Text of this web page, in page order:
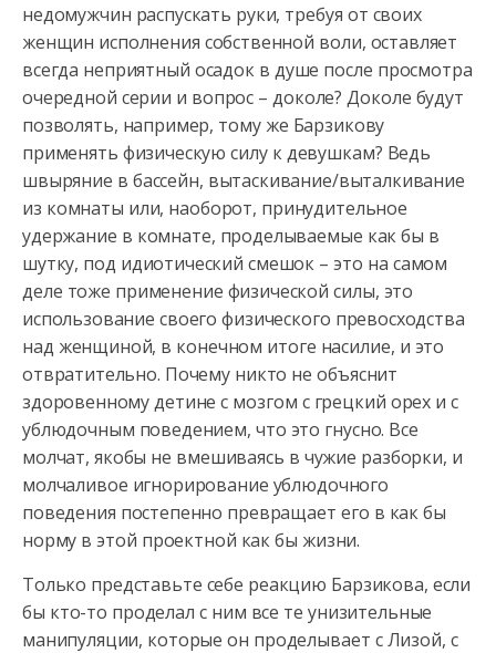
недомужчин распускать руки, требуя от своих
женщин исполнения собственной воли, оставляет
всегда неприятный осадок в душе после просмотра
очередной серии и вопрос – доколе? Доколе будут
позволять, например, тому же Барзикову
применять физическую силу к девушкам? Ведь
швыряние в бассейн, вытаскивание/выталкивание
из комнаты или, наоборот, принудительное
удержание в комнате, проделываемые как бы в
шутку, под идиотический смешок – это на самом
деле тоже применение физической силы, это
использование своего физического превосходства
над женщиной, в конечном итоге насилие, и это
отвратительно. Почему никто не объяснит
здоровенному детине с мозгом с грецкий орех и с
ублюдочным поведением, что это гнусно. Все
молчат, якобы не вмешиваясь в чужие разборки, и
молчаливое игнорирование ублюдочного
поведения постепенно превращает его в как бы
норму в этой проектной как бы жизни.
Только представьте себе реакцию Барзикова, если
бы кто-то проделал с ним все те унизительные
манипуляции, которые он проделывает с Лизой, с